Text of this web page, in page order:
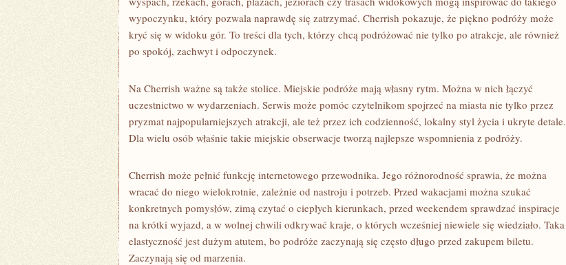
wypoczynku, który pozwala naprawdę się zatrzymać. Cherrish pokazuje, że piękno podróży może
kryć się w widoku gór. To treści dla tych, którzy chcą podróżować nie tylko po atrakcje, ale również
po spokój, zachwyt i odpoczynek.
Na Cherrish ważne są także stolice. Miejskie podróże mają własny rytm. Można w nich łączyć
uczestnictwo w wydarzeniach. Serwis może pomóc czytelnikom spojrzeć na miasta nie tylko przez
pryzmat najpopularniejszych atrakcji, ale też przez ich codzienność, lokalny styl życia i ukryte detale.
Dla wielu osób właśnie takie miejskie obserwacje tworzą najlepsze wspomnienia z podróży.
Cherrish może pełnić funkcję internetowego przewodnika. Jego różnorodność sprawia, że można
wracać do niego wielokrotnie, zależnie od nastroju i potrzeb. Przed wakacjami można szukać
konkretnych pomysłów, zimą czytać o ciepłych kierunkach, przed weekendem sprawdzać inspiracje
na krótki wyjazd, a w wolnej chwili odkrywać kraje, o których wcześniej niewiele się wiedziało. Taka
elastyczność jest dużym atutem, bo podróże zaczynają się często długo przed zakupem biletu.
Zaczynają się od marzenia.